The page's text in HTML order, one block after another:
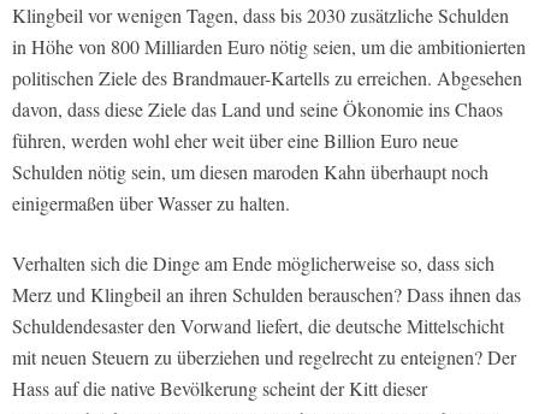
Klingbeil vor wenigen Tagen, dass bis 2030 zusätzliche Schulden
in Höhe von 800 Milliarden Euro nötig seien, um die ambitionierten
politischen Ziele des Brandmauer-Kartells zu erreichen. Abgesehen
davon, dass diese Ziele das Land und seine Ökonomie ins Chaos
führen, werden wohl eher weit über eine Billion Euro neue
Schulden nötig sein, um diesen maroden Kahn überhaupt noch
einigermaßen über Wasser zu halten.
Verhalten sich die Dinge am Ende möglicherweise so, dass sich
Merz und Klingbeil an ihren Schulden berauschen? Dass ihnen das
Schuldendesaster den Vorwand liefert, die deutsche Mittelschicht
mit neuen Steuern zu überziehen und regelrecht zu enteignen? Der
Hass auf die native Bevölkerung scheint der Kitt dieser